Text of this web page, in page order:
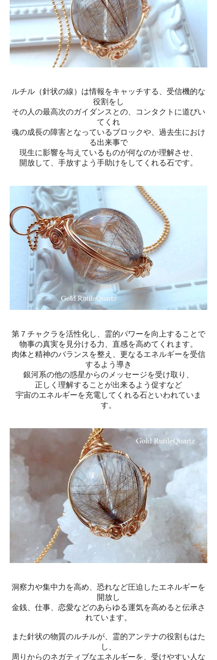
ルチル（針状の線）は情報をキャッチする、受信機的な
役割をし
その人の最高次のガイダンスとの、コンタクトに道びい
てくれ
魂の成長の障害となっているブロックや、過去生におけ
る出来事で
現生に影響を与えているものが何なのか理解させ、
開放して、手放すよう手助けをしてくれる石です。
第７チャクラを活性化し、霊的パワーを向上することで
物事の真実を見分ける力、直感を高めてくれます。
肉体と精神のバランスを整え、更なるエネルギーを受信
するよう導き
銀河系の他の惑星からのメッセージを受け取り、
正しく理解することが出来るよう促すなど
宇宙のエネルギーを充電してくれる石といわれていま
す。
洞察力や集中力を高め、恐れなど圧迫したエネルギーを
開放し
金銭、仕事、恋愛などのあらゆる運気を高めると伝承さ
れています。
また針状の物質のルチルが、霊的アンテナの役割もはた
し、
周りからのネガティブなエネルギーを、受けやすい人な